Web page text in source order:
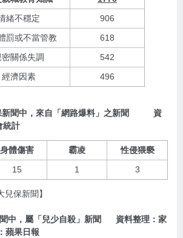
緒不穩定
906
罰或不當管教
618
密關係失調
542
經濟因素 496
聞中，來自「網路爆料」之新聞
資
統計
身體傷害 霸凌
性侵猥褻
15 1 3
保新聞】
聞中，屬「兒少自殺」新聞 資料整理：家
蘋果日報